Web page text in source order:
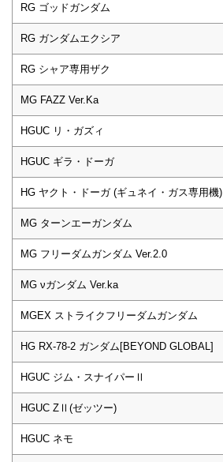
RG ゴッドガンダム
RG ガンダムエクシア
RG シャア専用ザク
MG FAZZ Ver.Ka
HGUC リ・ガズィ
HGUC ギラ・ドーガ
HG ヤクト・ドーガ (ギュネイ・ガス専用機)
MG ターンエーガンダム
MG フリーダムガンダム Ver.2.0
MG νガンダム Ver.ka
MGEX ストライクフリーダムガンダム
HG RX-78-2 ガンダム[BEYOND GLOBAL]
HGUC ジム・スナイパーⅡ
HGUC ZⅡ(ゼッツー)
HGUC ネモ